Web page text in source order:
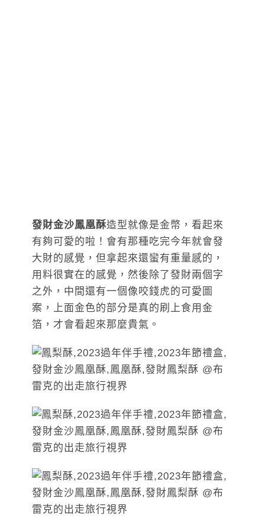
發財金沙鳳凰酥造型就像是金幣，看起來
有夠可愛的啦！會有那種吃完今年就會發
大財的感覺，但拿起來還蠻有重量感的，
用料很實在的感覺，然後除了發財兩個字
之外，中間還有一個像咬錢虎的可愛圖
案，上面金色的部分是真的刷上食用金
箔，才會看起來那麼貴氣。